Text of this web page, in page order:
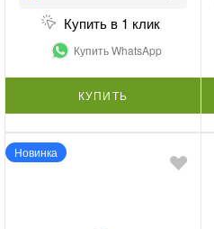
Купить в 1 клик
Купить WhatsApp
КУПИТЬ
Новинка